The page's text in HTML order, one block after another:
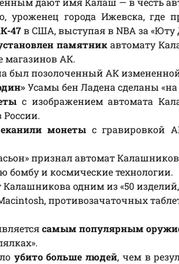
уроженец города Ижевска, где
47в США, выступая в NBA за «Юту
памятник автомату
магазинов АК.
был позолоченный АК
Усамы бен Ладена сделаны
с изображением автомата
монеты с гравировкой
признал автомат
и космические технологии.
Калашникова одним из «50
противозачаточных
самым популярным
убито больше людей, чем в